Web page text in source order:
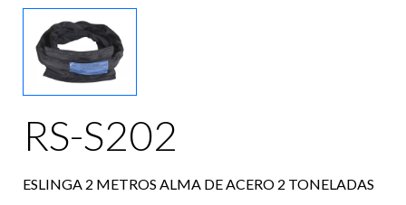
RS-S202
ESLINGA 2 METROS ALMA DE ACERO 2 TONELADAS